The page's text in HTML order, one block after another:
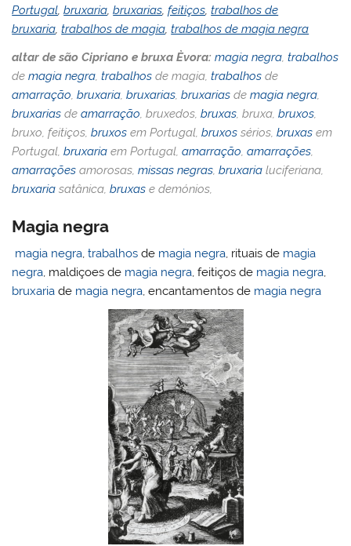
Portugal,bruxaria,bruxarias,feitiços,trabalhos de
bruxaria,trabalhos de magia,trabalhos de magia negra
altar de são Cipriano e bruxa Èvora: magia negra ,trabalhos
demagia negra ,trabalhos de magia,trabalhos de
amarração ,bruxaria ,bruxarias ,bruxarias demagia negra
bruxarias deamarração , bruxedos,bruxas , bruxa,bruxos
bruxo, feitiços,bruxos em Portugal,bruxos sérios,bruxas em
Portugal,bruxaria em Portugal,amarração ,amarrações
amarrações amorosas,missas negras ,bruxaria luciferiana,
bruxaria satânica,bruxas e demónios,
Magia negra
magia negra ,trabalhos de magia negra , rituais de magia
negra , maldiçoes de magia negra , feitiços de magia negra
bruxaria de magia negra , encantamentos de magia negra